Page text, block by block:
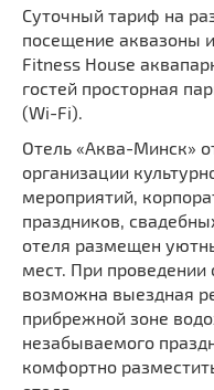
Суточный тариф на
посещение аквазоны
Fitness House
гостей просторная
(Wi-Fi).
Отель «Аква-Минск»
организации
мероприятий,
праздников,
отеля размещен
мест. При
возможна выездная
прибрежной зоне
незабываемого
комфортно